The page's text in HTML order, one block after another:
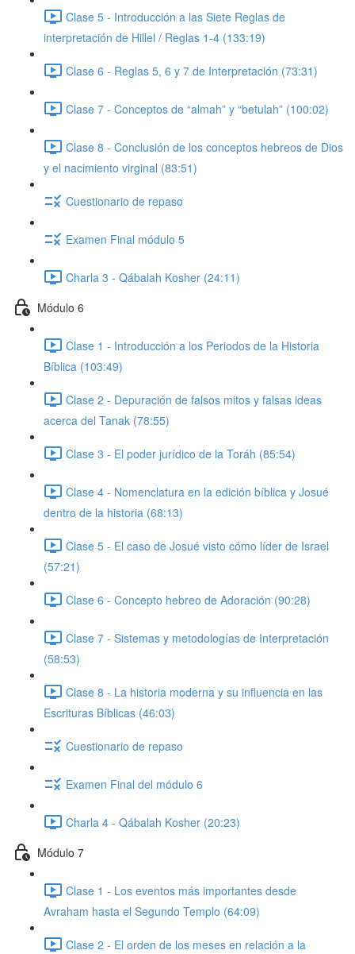
Clase 5 - Introducción a las Siete Reglas de
interpretación de Hillel / Reglas 1-4 (133:19)
Clase 6 - Reglas 5, 6 y 7 de Interpretación (73:31)
Clase 7 - Conceptos de “almah” y “betulah” (100:02)
Clase 8 - Conclusión de los conceptos hebreos de Dios
y el nacimiento virginal (83:51)
Cuestionario de repaso
Examen Final módulo 5
Charla 3 - Qábalah Kosher (24:11)
Módulo 6
Clase 1 - Introducción a los Periodos de la Historia
Bíblica (103:49)
Clase 2 - Depuración de falsos mitos y falsas ideas
acerca del Tanak (78:55)
Clase 3 - El poder jurídico de la Toráh (85:54)
Clase 4 - Nomenclatura en la edición bíblica y Josué
dentro de la historia (68:13)
Clase 5 - El caso de Josué visto cómo líder de Israel
(57:21)
Clase 6 - Concepto hebreo de Adoración (90:28)
Clase 7 - Sistemas y metodologías de Interpretación
(58:53)
Clase 8 - La historia moderna y su influencia en las
Escrituras Bíblicas (46:03)
Cuestionario de repaso
Examen Final del módulo 6
Charla 4 - Qábalah Kosher (20:23)
Módulo 7
Clase 1 - Los eventos más importantes desde
Avraham hasta el Segundo Templo (64:09)
Clase 2 - El orden de los meses en relación a la